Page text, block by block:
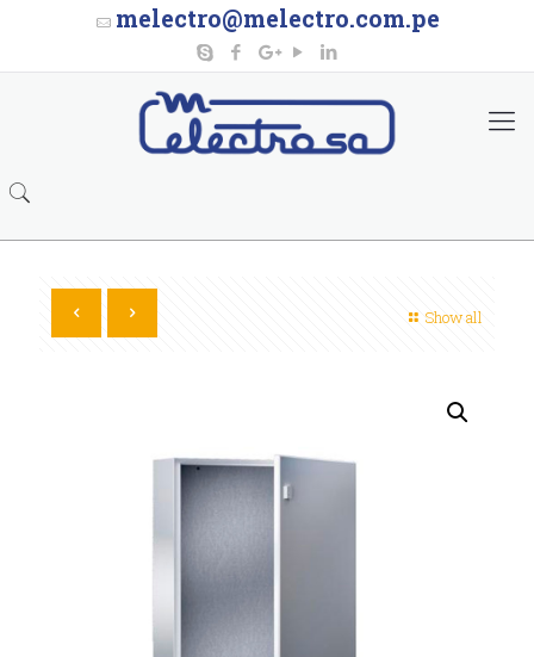
melectro@melectro.com.pe
Show all